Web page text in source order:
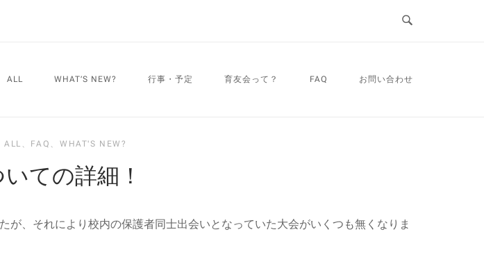
ALL WHAT’S NEW? 行事・予定 育友会って？ FAQ お問い合わせ
ALL 、 FAQ 、 WHAT'S NEW?
ての詳細！
、それにより校内の保護者同士出会いとなっていた大会がいくつも無くなりま